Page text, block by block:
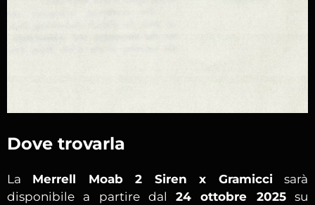
Dove trovarla
La Merrell Moab 2 Siren x Gramiccisarà
disponibile a partire dal24 ottobre 2025su